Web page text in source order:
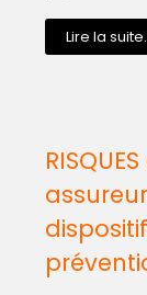
Lire la